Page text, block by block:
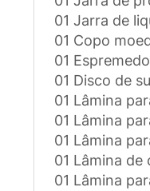
01 Jarra de
01 Copo
01
01 Disco de
01 Lâmina
01 Lâmina
01 Lâmina
01 Lâmina de
01 Lâmina